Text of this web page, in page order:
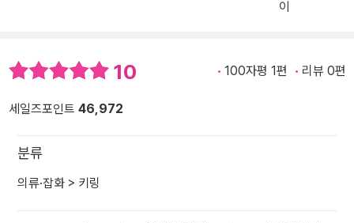
이
10 100자평 1편 리뷰 0편
세일즈포인트 46,972
분류
의류·잡화 > 키링